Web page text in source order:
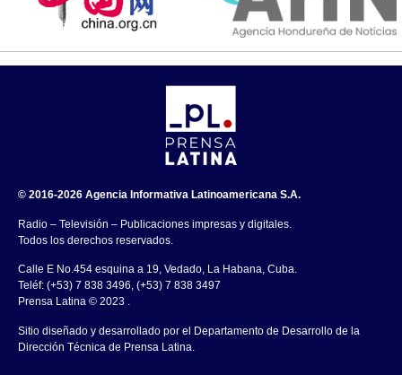
© 2016-2026 Agencia Informativa Latinoamericana S.A.
Radio – Televisión – Publicaciones impresas y digitales.
Todos los derechos reservados.
Calle E No.454 esquina a 19, Vedado, La Habana, Cuba.
Teléf: (+53) 7 838 3496, (+53) 7 838 3497
Prensa Latina © 2023 .
Sitio diseñado y desarrollado por el Departamento de Desarrollo de la
Dirección Técnica de Prensa Latina.